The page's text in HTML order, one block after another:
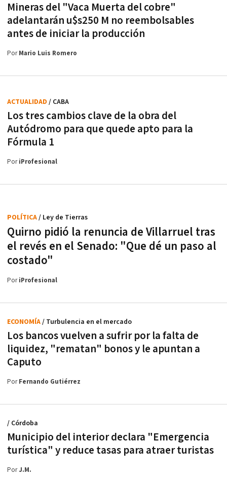
Mineras del "Vaca Muerta del cobre"
adelantarán u$s250 M no reembolsables
antes de iniciar la producción
PorMario Luis Romero
Los tres cambios clave de la obra del
Autódromo para que quede apto para la
Fórmula 1
ACTUALIDAD / CABA
PoriProfesional
Quirno pidió la renuncia de Villarruel tras
el revés en el Senado: "Que dé un paso al
costado"
POLÍTICA/ Ley de Tierras
PoriProfesional
Los bancos vuelven a sufrir por la falta de
liquidez, "rematan" bonos y le apuntan a
Caputo
ECONOMÍA/ Turbulencia en el mercado
PorFernando Gutiérrez
Municipio del interior declara "Emergencia
turística" y reduce tasas para atraer turistas
/ Córdoba
PorJ.M.